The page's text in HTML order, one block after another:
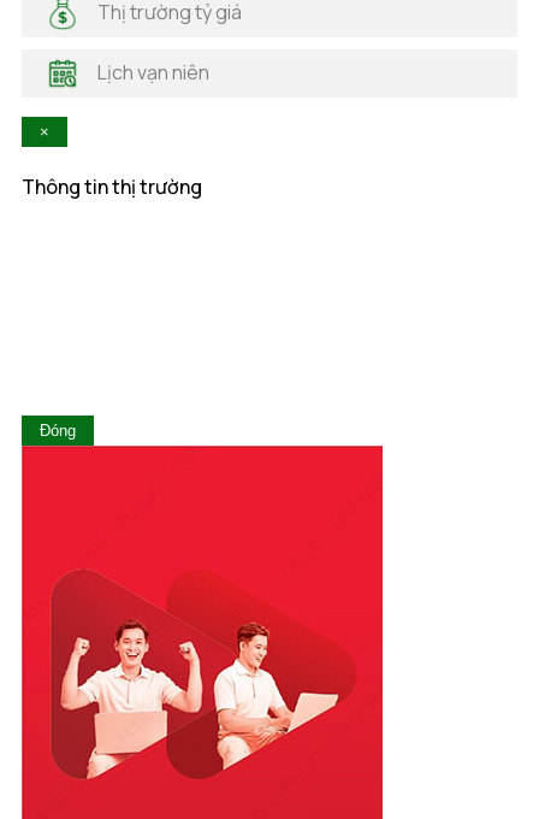
Hà Tĩnh
Hòa Bình
Lai Châu
Quảng Ngãi
Quảng Ninh
Quảng Trị
Sóc Trăng
Sơn La
Tây Ninh
Thái Bình
Thái Nguyên
Thị trường tỷ giá
Lịch vạn niên
×
Thông tin thị trường
Đóng